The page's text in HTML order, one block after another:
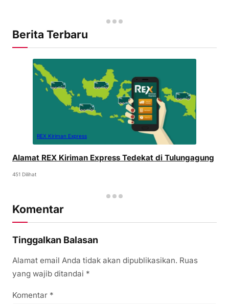
Berita Terbaru
REX Kiriman Express
Alamat REX Kiriman Express Tedekat di Tulungagung
451 Dilihat
Komentar
Tinggalkan Balasan
Alamat email Anda tidak akan dipublikasikan. Ruas
yang wajib ditandai *
Komentar *